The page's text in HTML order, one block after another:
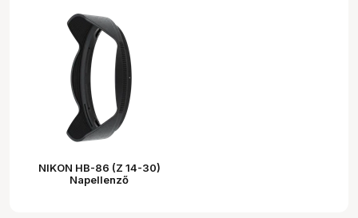
NIKON HB-86 (Z 14-30)
Napellenző